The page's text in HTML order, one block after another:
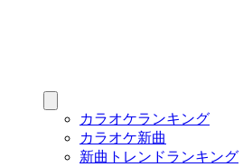
カラオケランキング
カラオケ新曲
新曲トレンドランキング